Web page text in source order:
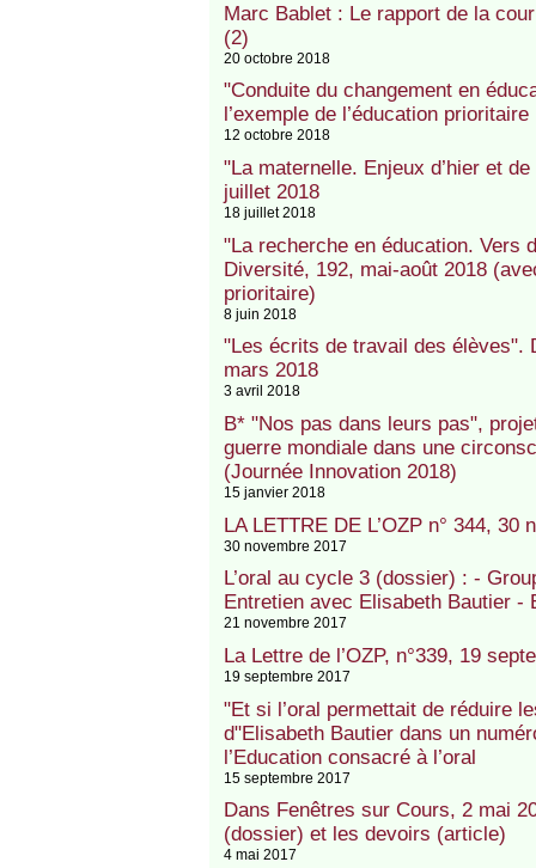
Marc Bablet : Le rapport de la
(2)
20 octobre 2018
"Conduite du changement en
l’exemple de l’éducation
12 octobre 2018
"La maternelle. Enjeux d’hier et
juillet 2018
18 juillet 2018
"La recherche en éducation. Vers
Diversité, 192, mai-août 2018
prioritaire)
8 juin 2018
"Les écrits de travail des élèves".
mars 2018
3 avril 2018
B* "Nos pas dans leurs pas",
guerre mondiale dans une
(Journée Innovation 2018)
15 janvier 2018
LA LETTRE DE L’OZP n° 344, 30
30 novembre 2017
L’oral au cycle 3 (dossier) : -
Entretien avec Elisabeth Bautier -
21 novembre 2017
La Lettre de l’OZP, n°339, 19
19 septembre 2017
"Et si l’oral permettait de réduire
d"Elisabeth Bautier dans un
l’Education consacré à l’oral
15 septembre 2017
Dans Fenêtres sur Cours, 2 mai
(dossier) et les devoirs (article)
4 mai 2017